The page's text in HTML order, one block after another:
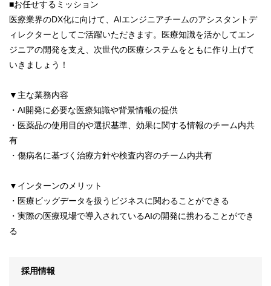
■お任せするミッション
医療業界のDX化に向けて、AIエンジニアチームのアシスタントデ
ィレクターとしてご活躍いただきます。医療知識を活かしてエン
ジニアの開発を支え、次世代の医療システムをともに作り上げて
いきましょう！
▼主な業務内容
・AI開発に必要な医療知識や背景情報の提供
・医薬品の使用目的や選択基準、効果に関する情報のチーム内共
有
・傷病名に基づく治療方針や検査内容のチーム内共有
▼インターンのメリット
・医療ビッグデータを扱うビジネスに関わることができる
・実際の医療現場で導入されているAIの開発に携わることができ
る
採用情報